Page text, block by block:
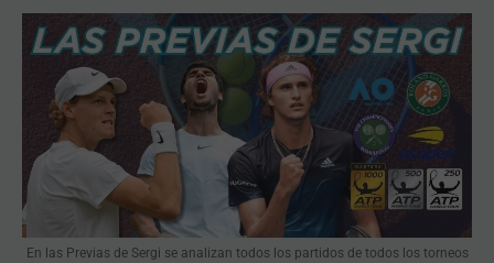
En las Previas de Sergi se analizan todos los partidos de todos los torneos